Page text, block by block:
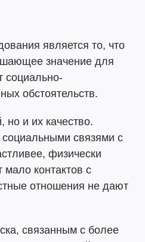
является то, что
значение для
социально-
обстоятельств.
и их качество.
связями с
физически
контактов с
отношения не дают
связанным с более